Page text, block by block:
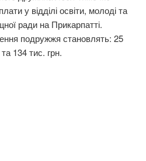
у відділі освіти, молоді та
ради на Прикарпатті.
подружжя становлять: 25
134 тис. грн.